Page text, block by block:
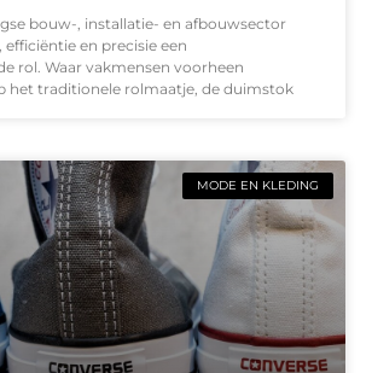
bouw-, installatie- en afbouwsector
efficiëntie en precisie een
rol. Waar vakmensen voorheen
het traditionele rolmaatje, de duimstok
MODE EN KLEDING